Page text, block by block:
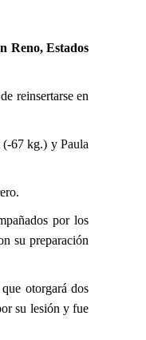
Reno, Estados
reinsertarse en
(-67 kg.) yPaula
por los
su preparación
otorgará dos
su lesión y fue